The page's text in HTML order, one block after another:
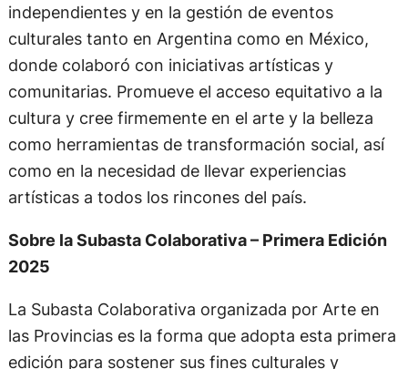
inspirado en el poema Conversación con la
piedrade la Nobel polaca Wislawa Szymborska.
Olivia Ramazza Arentsenes abogada,
comunicadora, y curadora de arte
contemporáneo. Procedente de San Rafael, en la
provincia de Mendoza, trabajó en proyectos
editoriales, campañas institucionales, curadurías
culturales tanto en Argentina como en México,
donde colaboró con iniciativas artísticas y
cultura y cree firmemente en el arte y la belleza
como herramientas de transformación social, así